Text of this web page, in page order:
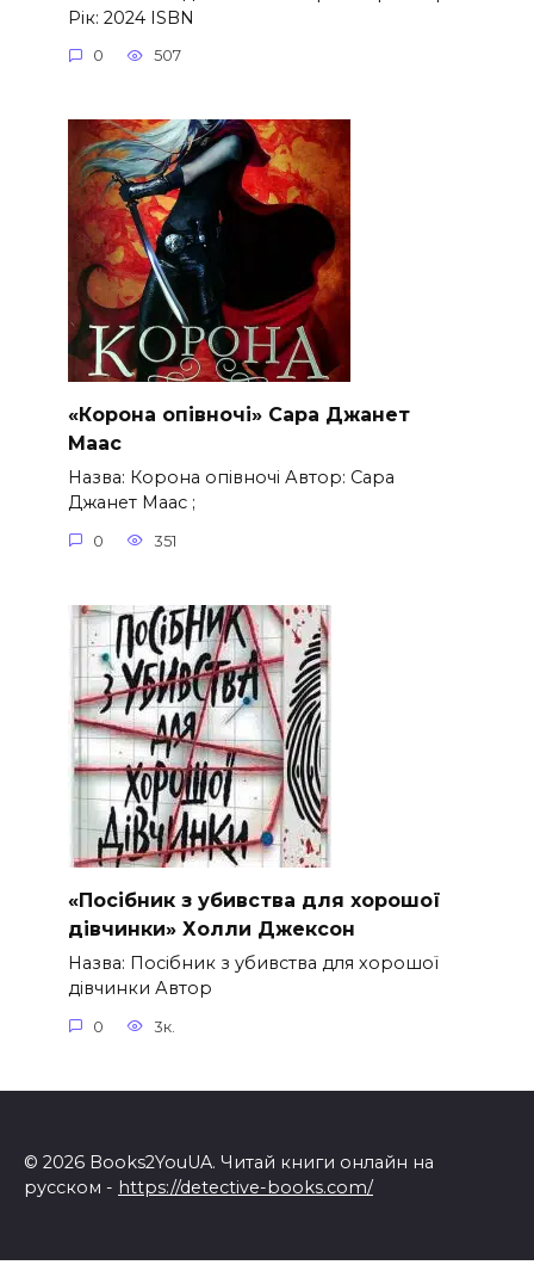
Рік: 2024 ISBN
0 507
«Корона опівночі» Сара Джанет
Маас
Назва: Корона опівночі Автор: Сара
Джанет Маас ;
0 351
«Посібник з убивства для хорошої
дівчинки» Холли Джексон
Назва: Посібник з убивства для хорошої
дівчинки Автор
0 3к.
© 2026 Books2YouUA. Читай книги онлайн на
русском - https://detective-books.com/